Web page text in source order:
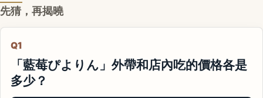
先猜，再揭曉
Q1
「藍莓ぴよりん」外帶和店內吃的價格各是
多少？